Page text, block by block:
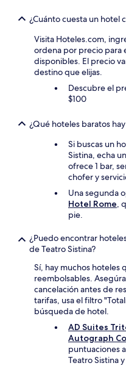
¿Cuánto cuesta un hotel
Visita Hoteles.com,
ordena por precio para
disponibles. El precio
destino que elijas.
Descubre el
$100
¿Qué hoteles baratos
Si buscas un
Sistina, echa
ofrece 1 bar,
chofer y
Una segunda
Hotel Rome,
pie.
¿Puedo encontrar
de Teatro Sistina?
Sí, hay muchos hoteles
reembolsables.
cancelación antes de
tarifas, usa el filtro
búsqueda de hotel.
AD Suites
Autograph
puntuaciones
Teatro Sistina